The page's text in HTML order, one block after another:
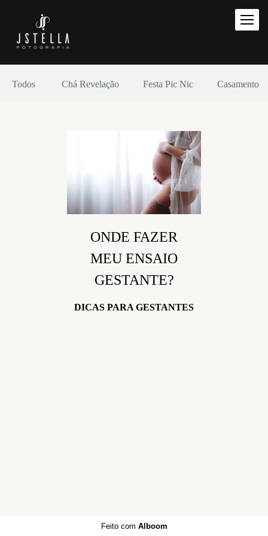
Todos Chá Revelação Festa Pic Nic Casamento
ONDE FAZER
MEU ENSAIO
GESTANTE?
DICAS PARA GESTANTES
Feito com Alboom